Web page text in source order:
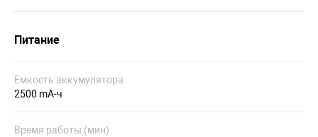
Питание
Емкость аккумулятора
2500 mA-ч
Время работы (мин)